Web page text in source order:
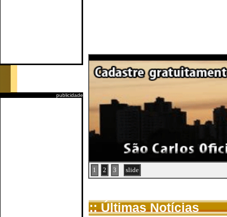
publicidade
1 2 3 slide
:: Últimas Notícias